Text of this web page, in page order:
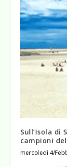
Sull’Isola di
campioni
mercoledì 4/